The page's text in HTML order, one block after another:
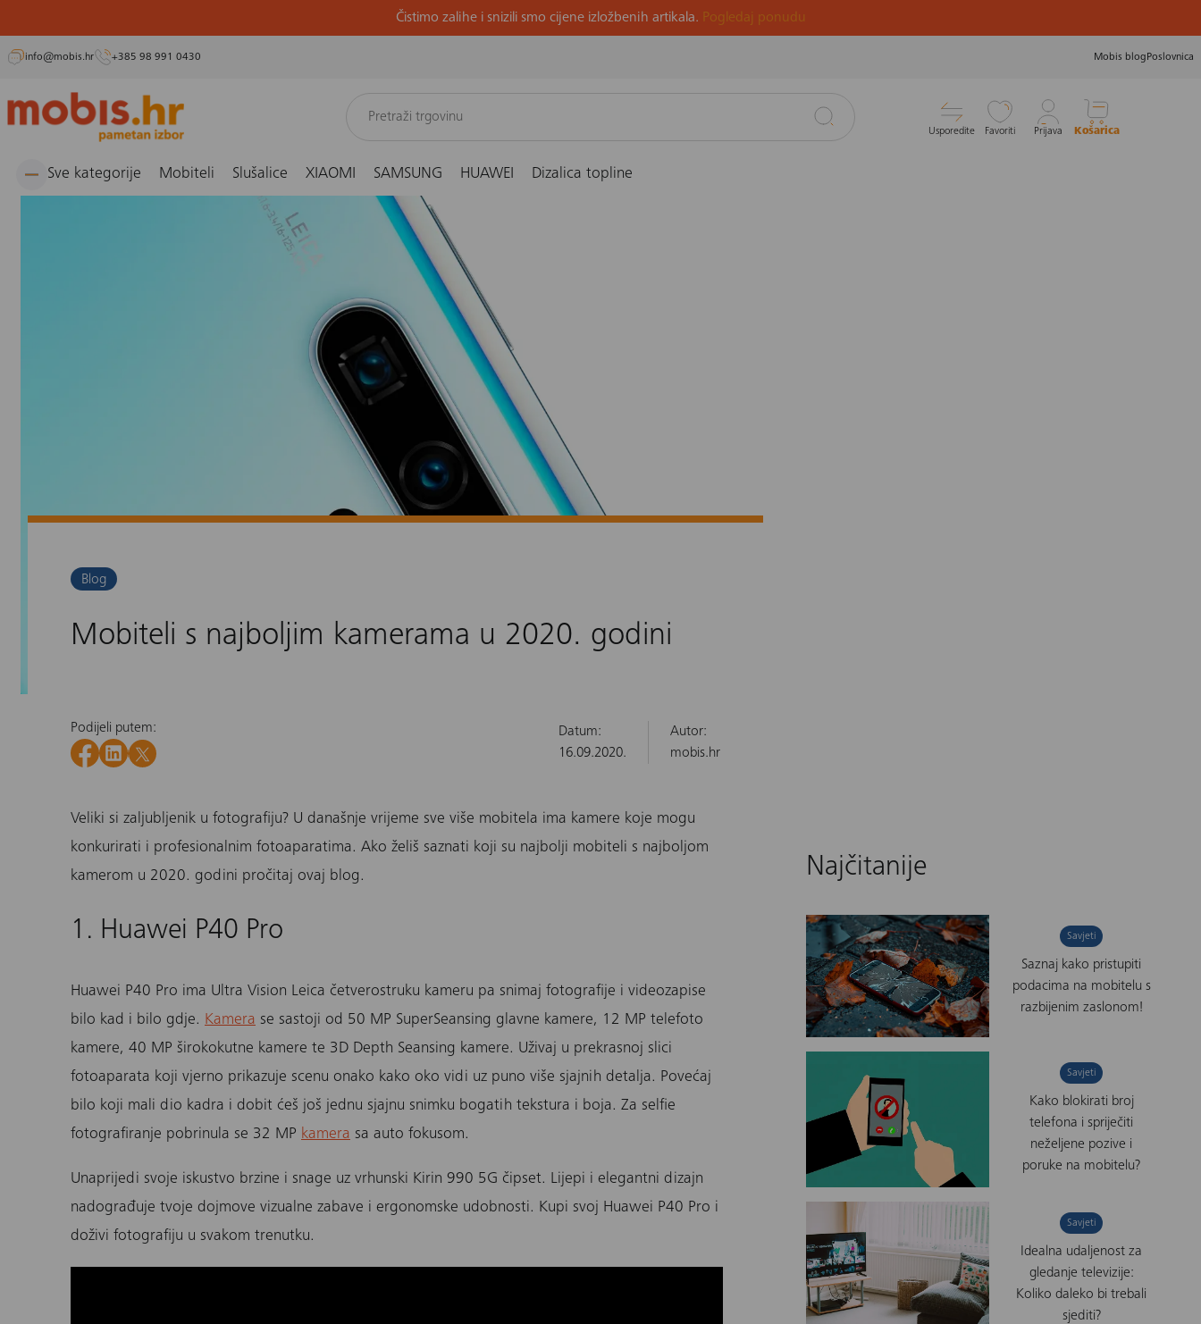
Preskoči
Čistimo zalihe i snizili smo cijene izložbenih artikala. Pogledaj ponudu
info@mobis.hr +385 98 991 0430 Mobis blog Poslovnica
Usporedite Favoriti Prijava Košarica
Sve kategorije Mobiteli Slušalice XIAOMI SAMSUNG HUAWEI Dizalica topline
Mobiteli s najboljim kamerama u 2020. godini
Blog
Mobiteli s najboljim kamerama u 2020. godini
Podijeli putem:
Datum:
16.09.2020.
Autor:
mobis.hr
Veliki si zaljubljenik u fotografiju? U današnje vrijeme sve više mobitela ima kamere koje mogu
konkurirati i profesionalnim fotoaparatima. Ako želiš saznati koji su najbolji mobiteli s najboljom
kamerom u 2020. godini pročitaj ovaj blog.
1. Huawei P40 Pro
Huawei P40 Pro ima Ultra Vision Leica četverostruku kameru pa snimaj fotografije i videozapise
bilo kad i bilo gdje. Kamera se sastoji od 50 MP SuperSeansing glavne kamere, 12 MP telefoto
kamere, 40 MP širokokutne kamere te 3D Depth Seansing kamere. Uživaj u prekrasnoj slici
fotoaparata koji vjerno prikazuje scenu onako kako oko vidi uz puno više sjajnih detalja. Povećaj
bilo koji mali dio kadra i dobit ćeš još jednu sjajnu snimku bogatih tekstura i boja. Za selfie
fotografiranje pobrinula se 32 MP kamera sa auto fokusom.
Unaprijedi svoje iskustvo brzine i snage uz vrhunski Kirin 990 5G čipset. Lijepi i elegantni dizajn
nadograđuje tvoje dojmove vizualne zabave i ergonomske udobnosti. Kupi svoj Huawei P40 Pro i
doživi fotografiju u svakom trenutku.
Najčitanije
Savjeti
Saznaj kako pristupiti
podacima na mobitelu s
razbijenim zaslonom!
Savjeti
Kako blokirati broj
telefona i spriječiti
neželjene pozive i
poruke na mobitelu?
Savjeti
Idealna udaljenost za
gledanje televizije:
Koliko daleko bi trebali
sjediti?